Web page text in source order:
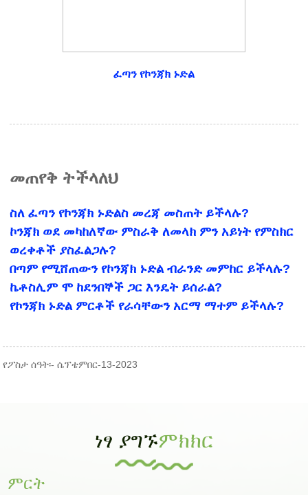
ፈጣን የኮንጃክ ኑድል
መጠየቅ ትችላለህ
ስለ ፈጣን የኮንጃክ ኑድልስ መረጃ መስጠት ይችላሉ?
ኮንጃክ ወደ መካከለኛው ምስራቅ ለመላክ ምን አይነት የምስክር
ወረቀቶች ያስፈልጋሉ?
በጣም የሚሸጠውን የኮንጃክ ኑድል ብራንድ መምከር ይችላሉ?
ኬቶስሊም ሞ ከደንበኞች ጋር እንዴት ይሰራል?
የኮንጃክ ኑድል ምርቶች የራሳቸውን አርማ ማተም ይችላሉ?
የፖስታ ሰዓት፡- ሴፕቴምበር-13-2023
ነፃ ያግኙምክክር
ምርት